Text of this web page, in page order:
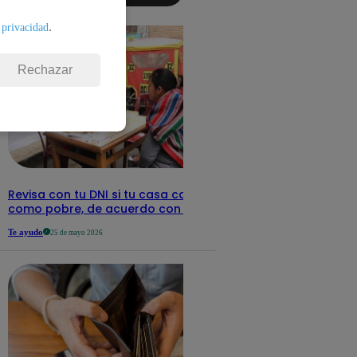
detalles
Revisa con tu DNI si tu casa califica
como pobre, de acuerdo con el Sisfoh
Te ayudo 25 de mayo 2026
.
Rechazar